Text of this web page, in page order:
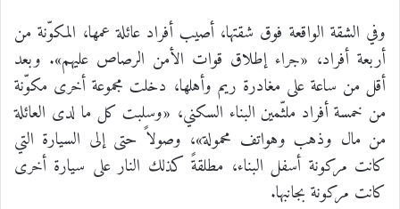
وفي الشقة الواقعة فوق شقتها، أصيب أفراد عائلة عمها، المكوّنة من
أربعة أفراد، «جراء إطلاق قوات الأمن الرصاص عليهم». وبعد
أقل من ساعة على مغادرة ريم وأهلها، دخلت مجموعة أخرى مكوّنة
من خمسة أفراد ملثّمين البناء السكني، «وسلبت كل ما لدى العائلة
من مال وذهب وهواتف محمولة»، وصولاً حتى إلى السيارة التي
كانت مركونة أسفل البناء، مطلقةً كذلك النار على سيارة أخرى
كانت مركونة بجانبها.